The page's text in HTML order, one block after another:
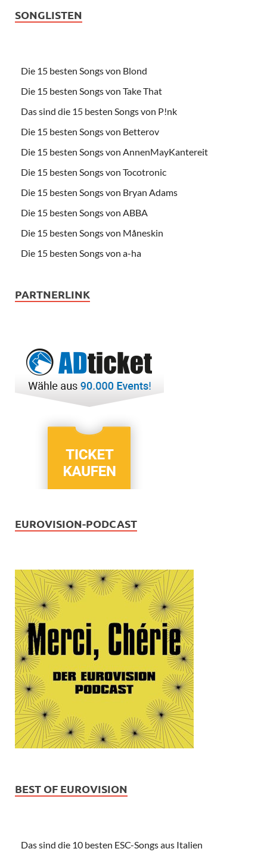
SONGLISTEN
Die 15 besten Songs von Blond
Die 15 besten Songs von Take That
Das sind die 15 besten Songs von P!nk
Die 15 besten Songs von Betterov
Die 15 besten Songs von AnnenMayKantereit
Die 15 besten Songs von Tocotronic
Die 15 besten Songs von Bryan Adams
Die 15 besten Songs von ABBA
Die 15 besten Songs von Måneskin
Die 15 besten Songs von a-ha
PARTNERLINK
EUROVISION-PODCAST
BEST OF EUROVISION
Das sind die 10 besten ESC-Songs aus Italien